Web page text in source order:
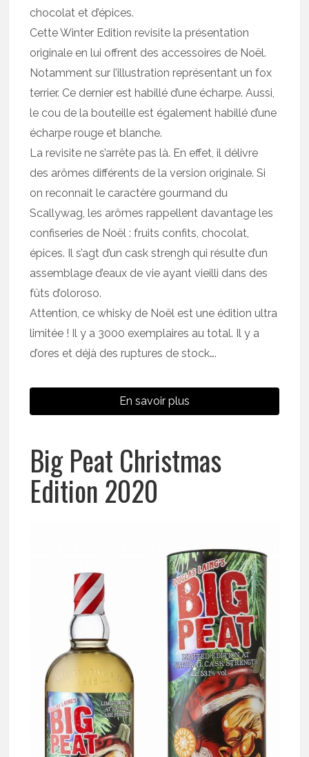
chocolat et d’épices.
Cette Winter Edition revisite la présentation
originale en lui offrent des accessoires de Noël.
Notamment sur l’illustration représentant un fox
terrier. Ce dernier est habillé d’une écharpe. Aussi,
le cou de la bouteille est également habillé d’une
écharpe rouge et blanche.
La revisite ne s’arrête pas là. En effet, il délivre
des arômes différents de la version originale. Si
on reconnait le caractère gourmand du
Scallywag, les arômes rappellent davantage les
confiseries de Noël : fruits confits, chocolat,
épices. Il s’agt d’un cask strengh qui résulte d’un
assemblage d’eaux de vie ayant vieilli dans des
fûts d’oloroso.
Attention, ce whisky de Noël est une édition ultra
limitée ! Il y a 3000 exemplaires au total. Il y a
d’ores et déjà des ruptures de stock….
En savoir plus
Big Peat Christmas
Edition 2020